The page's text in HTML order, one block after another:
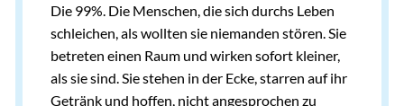
Die 99%. Die Menschen, die sich durchs Leben
schleichen, als wollten sie niemanden stören. Sie
betreten einen Raum und wirken sofort kleiner,
als sie sind. Sie stehen in der Ecke, starren auf ihr
Getränk und hoffen, nicht angesprochen zu